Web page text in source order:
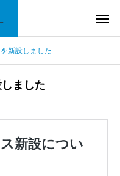
新設しました
ました